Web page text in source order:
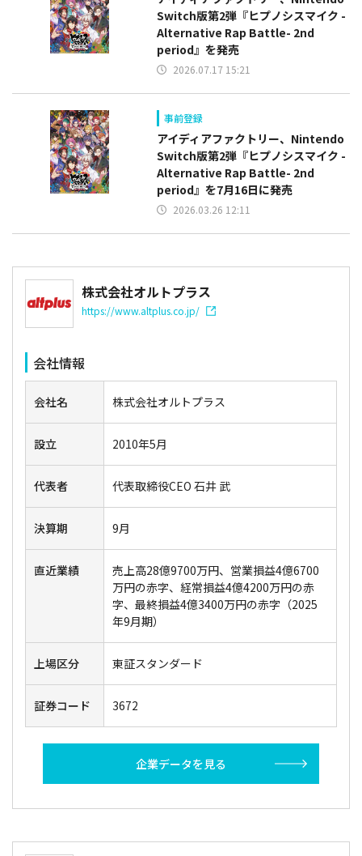
Switch版第2弾『ヒプノシスマイク -
Alternative Rap Battle- 2nd
period』を発売
2026.07.17 15:21
事前登録
アイディアファクトリー、Nintendo
Switch版第2弾『ヒプノシスマイク -
Alternative Rap Battle- 2nd
period』を7月16日に発売
2026.03.26 12:11
株式会社オルトプラス
https://www.altplus.co.jp/
会社情報
会社名 株式会社オルトプラス
設立 2010年5月
代表者 代表取締役CEO 石井 武
決算期 9月
直近業績
売上高28億9700万円、営業損益4億6700
万円の赤字、経常損益4億4200万円の赤
字、最終損益4億3400万円の赤字（2025
年9月期）
上場区分 東証スタンダード
証券コード 3672
企業データを見る